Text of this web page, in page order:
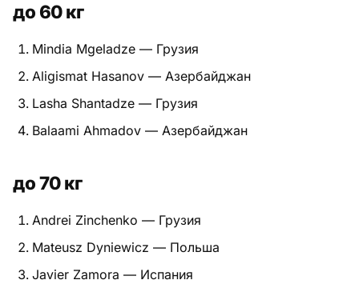
Мастера киокушинкай
Питание
Пояса
Терминология
Техника и ката
до 60 кг
Mindia Mgeladze — Грузия
Aligismat Hasanov — Азербайджан
Lasha Shantadze — Грузия
Balaami Ahmadov — Азербайджан
до 70 кг
Andrei Zinchenko — Грузия
Mateusz Dyniewicz — Польша
Javier Zamora — Испания